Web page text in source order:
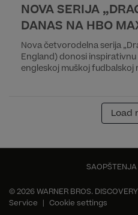
NOVA SERIJA
DANAS NA HBO
Nova četvorodelna serija
England) donosi
engleskoj muškoj fudbalskoj
Load
SAOPŠTENJA
© 2026 WARNER BROS.
Service
Cookie settings